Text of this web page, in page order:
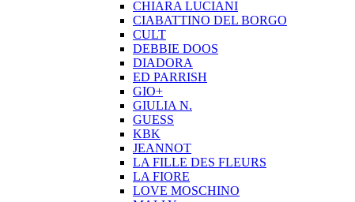
CHIARA LUCIANI
CIABATTINO DEL BORGO
CULT
DEBBIE DOOS
DIADORA
ED PARRISH
GIO+
GIULIA N.
GUESS
KBK
JEANNOT
LA FILLE DES FLEURS
LA FIORE
LOVE MOSCHINO